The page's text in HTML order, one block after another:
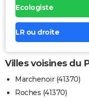
Ecologiste
LR ou droite
Villes voisines du
Marchenoir (41370)
Roches (41370)